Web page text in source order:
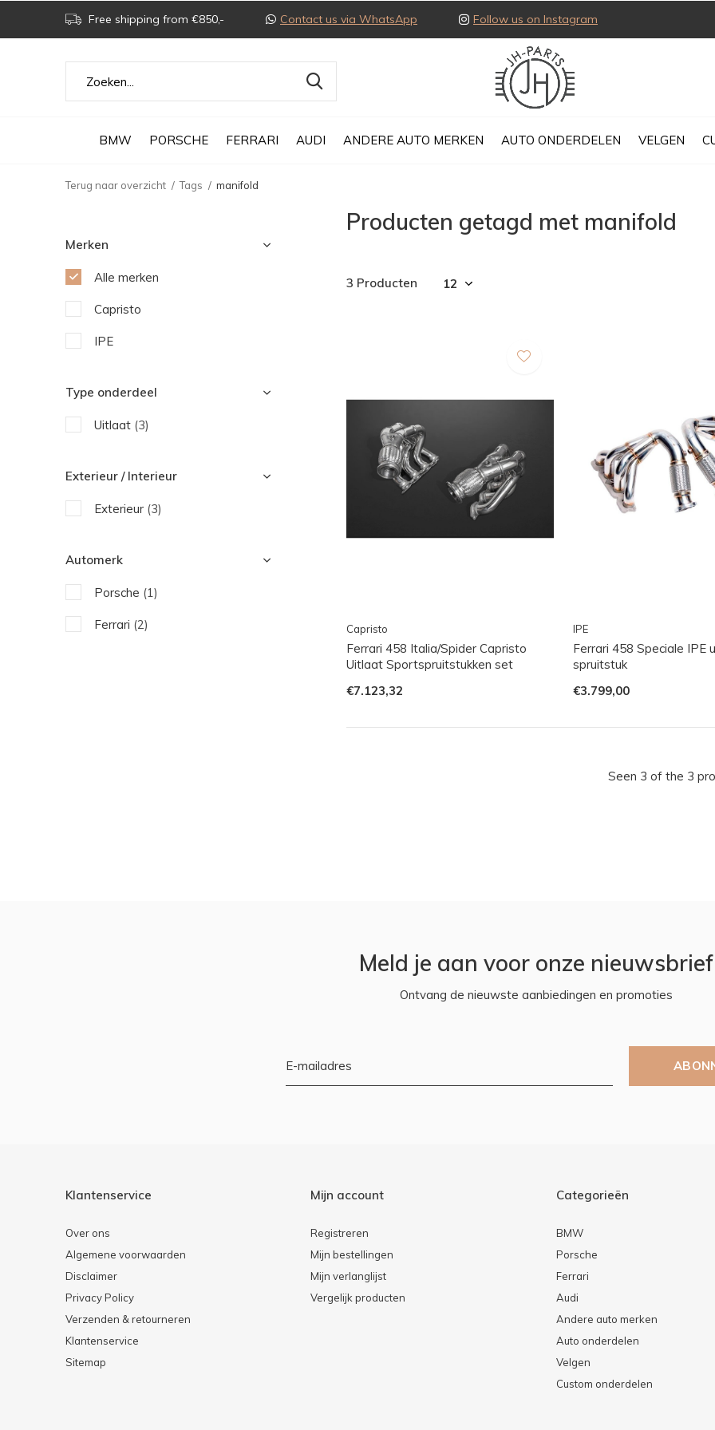
BMW PORSCHE FERRARI AUDI ANDERE AUTO MERKEN AUTO ONDERDELEN VELGEN
Free shipping from €850,- Contact us via WhatsApp Follow us on Instagram
Terug naar overzicht Tags manifold
Producten getagd met manifold
3 Producten
Capristo
Ferrari 458 Italia/Spider Capristo
Uitlaat Sportspruitstukken set
€7.123,32
IPE
Ferrari 458 Speciale IPE
spruitstuk
€3.799,00
Seen 3 of the 3
Merken
Alle merken
Capristo
IPE
Type onderdeel
Uitlaat (3)
Exterieur / Interieur
Exterieur (3)
Automerk
Porsche (1)
Ferrari (2)
Meld je aan voor onze nieuwsbrief
Ontvang de nieuwste aanbiedingen en promoties
Klantenservice
Over ons
Algemene voorwaarden
Disclaimer
Privacy Policy
Verzenden & retourneren
Klantenservice
Sitemap
Mijn account
Registreren
Mijn bestellingen
Mijn verlanglijst
Vergelijk producten
Categorieën
BMW
Porsche
Ferrari
Audi
Andere auto merken
Auto onderdelen
Velgen
Custom onderdelen